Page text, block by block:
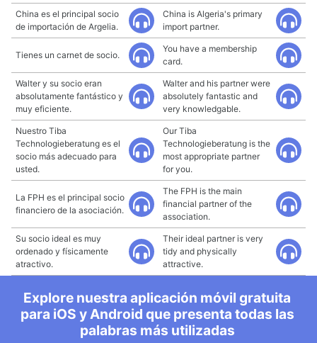
China es el principal socio
de importación de Argelia.
China is Algeria's primary
import partner.
Tienes un carnet de socio.
You have a membership
card.
Walter y su socio eran
absolutamente fantástico y
muy eficiente.
Walter and his partner were
absolutely fantastic and
very knowledgable.
Nuestro Tiba
Technologieberatung es el
socio más adecuado para
usted.
Our Tiba
Technologieberatung is the
most appropriate partner
for you.
La FPH es el principal socio
financiero de la asociación.
The FPH is the main
financial partner of the
association.
Su socio ideal es muy
ordenado y físicamente
atractivo.
Their ideal partner is very
tidy and physically
attractive.
Explore nuestra aplicación móvil gratuita
para iOS y Android que presenta todas las
palabras más utilizadas